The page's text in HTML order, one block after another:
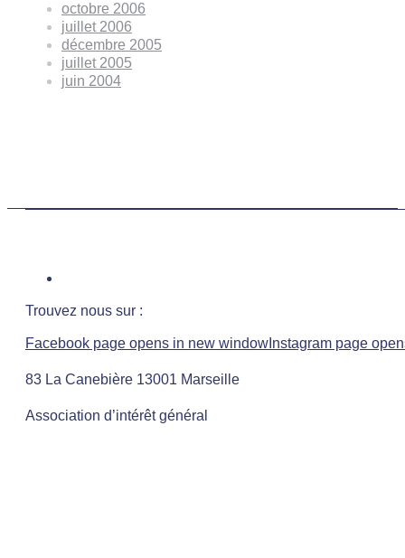
octobre 2006
juillet 2006
décembre 2005
juillet 2005
juin 2004
Trouvez nous sur :
Facebook page opens in new window Instagram page
83 La Canebière 13001 Marseille
Association d’intérêt général